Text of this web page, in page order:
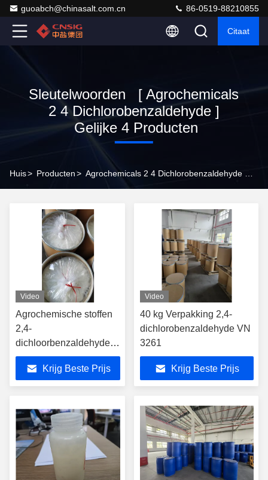
guoabch@chinasalt.com.cn 86-0519-88210855
Citaat
Sleutelwoorden [ Agrochemicals
2 4 Dichlorobenzaldehyde ]
Gelijke 4 Producten
Huis> Producten>
Video
Agrochemische stoffen
2,4-
dichloorbenzaldehyde
CAS-nummer 874-42-0
Krijg Beste Prijs
Video
40 kg Verpakking 2,4-
dichlorobenzaldehyde VN
3261
Krijg Beste Prijs